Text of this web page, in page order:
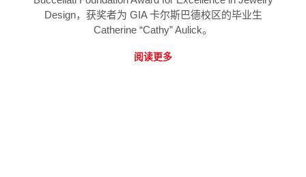
Design，获奖者为 GIA 卡尔斯巴德校区的毕业生
Catherine “Cathy” Aulick。
阅读更多